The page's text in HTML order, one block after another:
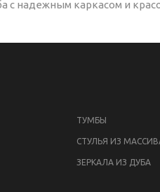
с надежным каркасом и
ТУМБЫ
СТУЛЬЯ ИЗ
ЗЕРКАЛА ИЗ ДУБА